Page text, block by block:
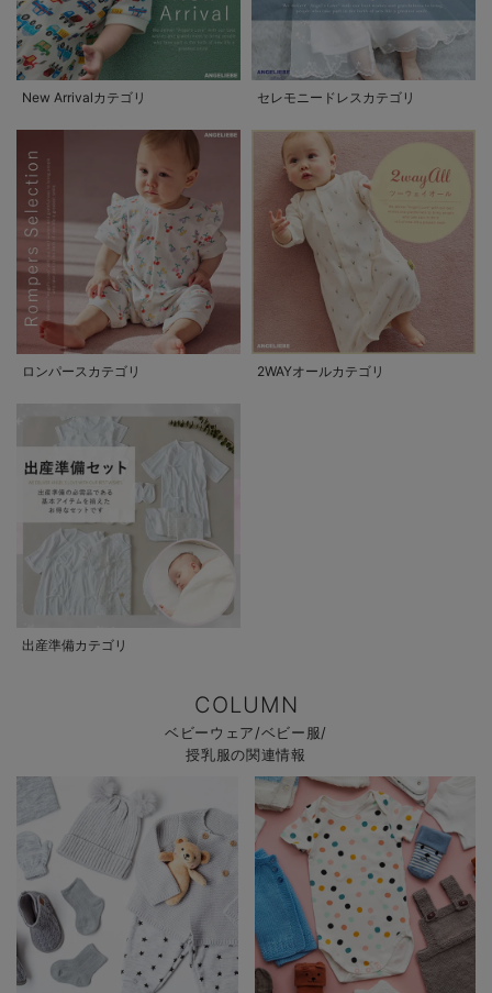
New Arrivalカテゴリ セレモニードレスカテゴリ
ロンパースカテゴリ 2WAYオールカテゴリ
出産準備カテゴリ
COLUMN
ベビーウェア/ベビー服/
授乳服の関連情報